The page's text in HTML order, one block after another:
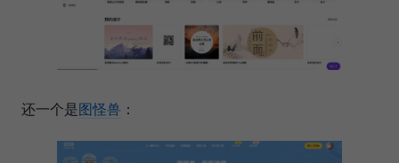
还一个是图怪兽 ：